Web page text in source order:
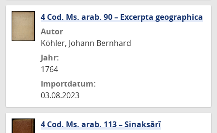
4 Cod. Ms. arab. 90 – Excerpta geographica
Autor
Köhler, Johann Bernhard
Jahr:
1764
Importdatum:
03.08.2023
4 Cod. Ms. arab. 113 – Sinaksārī